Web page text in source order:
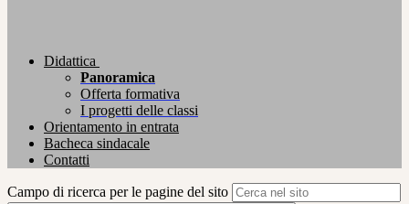
Didattica
Panoramica
Offerta formativa
I progetti delle classi
Orientamento in entrata
Bacheca sindacale
Contatti
Campo di ricerca per le pagine del sito